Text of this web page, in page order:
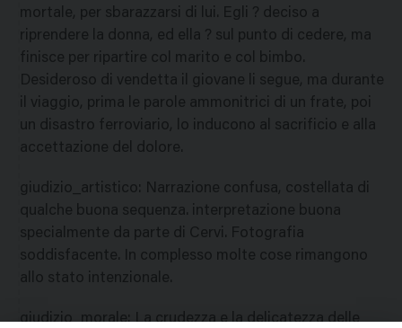
mortale, per sbarazzarsi di lui. Egli ? deciso a
riprendere la donna, ed ella ? sul punto di cedere, ma
finisce per ripartire col marito e col bimbo.
Desideroso di vendetta il giovane li segue, ma durante
il viaggio, prima le parole ammonitrici di un frate, poi
un disastro ferroviario, lo inducono al sacrificio e alla
accettazione del dolore.
giudizio_artistico: Narrazione confusa, costellata di
qualche buona sequenza. interpretazione buona
specialmente da parte di Cervi. Fotografia
soddisfacente. In complesso molte cose rimangono
allo stato intenzionale.
giudizio_morale:La crudezza e la delicatezza delle